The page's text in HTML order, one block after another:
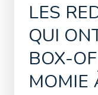
LES
QUI
BOX-
MOMIE